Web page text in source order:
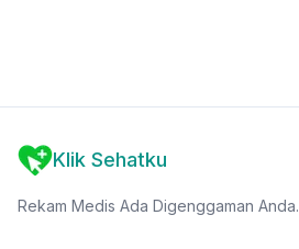
Klik Sehatku
Rekam Medis Ada Digenggaman Anda.